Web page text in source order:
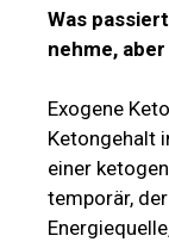
Was
nehme,
Exogene
Ketongehalt
einer
temporär,